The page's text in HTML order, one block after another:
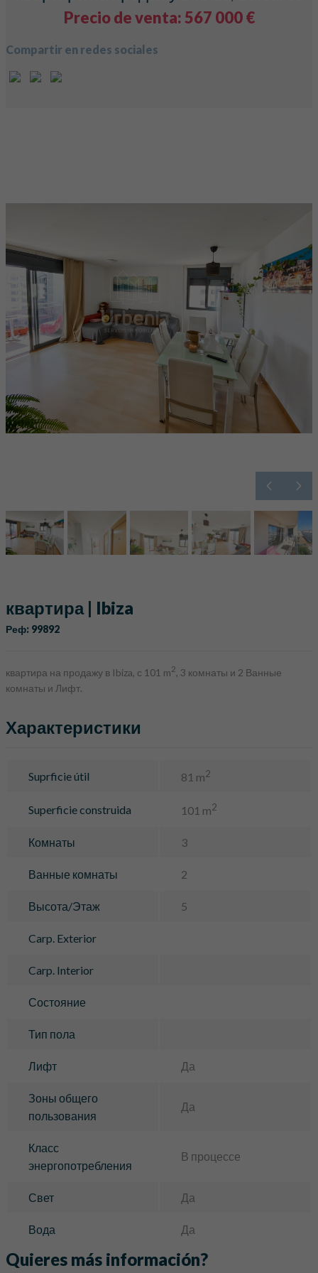
Precio de venta: 567 000 €
Compartir en redes sociales
квартира | Ibiza
Реф: 99892
квартира на продажу в Ibiza, с 101 m2, 3 комнаты и 2 Ванные
комнаты и Лифт.
Характеристики
Suprficie útil 81 m2
Superficie construida 101 m2
Комнаты 3
Ванные комнаты 2
Высота/Этаж 5
Carp. Exterior
Carp. Interior
Состояние
Тип пола
Лифт Да
Зоны общего
пользования
Да
Класс
энергопотребления
В процессе
Свет Да
Вода Да
Quieres más información?